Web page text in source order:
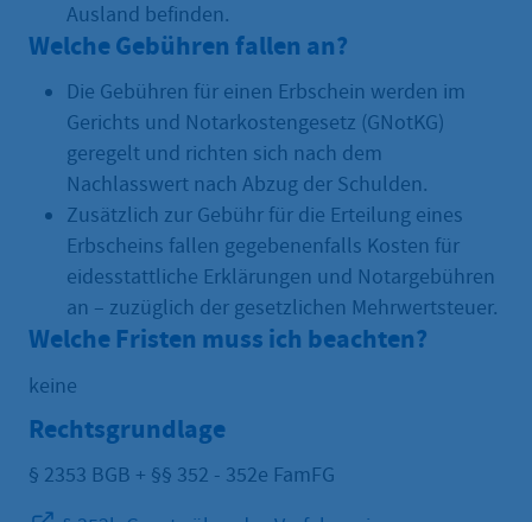
Ausland befinden.
Welche Gebühren fallen an?
Die Gebühren für einen Erbschein werden im
Gerichts und Notarkostengesetz (GNotKG)
geregelt und richten sich nach dem
Nachlasswert nach Abzug der Schulden.
Zusätzlich zur Gebühr für die Erteilung eines
Erbscheins fallen gegebenenfalls Kosten für
eidesstattliche Erklärungen und Notargebühren
an – zuzüglich der gesetzlichen Mehrwertsteuer.
Welche Fristen muss ich beachten?
keine
Rechtsgrundlage
§ 2353 BGB + §§ 352 - 352e FamFG